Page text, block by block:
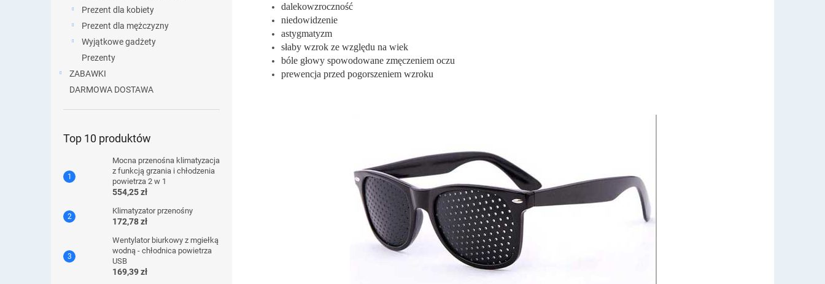
Prezent dla kobiety
Prezent dla mężczyzny
Wyjątkowe gadżety
Prezenty
ZABAWKI
DARMOWA DOSTAWA
Top 10 produktów
Mocna przenośna klimatyzacja
z funkcją grzania i chłodzenia
powietrza 2 w 1
554,25 zł
Klimatyzator przenośny
172,78 zł
Wentylator biurkowy z mgiełką
wodną - chłodnica powietrza
USB
169,39 zł
dalekowzroczność
niedowidzenie
astygmatyzm
słaby wzrok ze względu na wiek
bóle głowy spowodowane zmęczeniem oczu
prewencja przed pogorszeniem wzroku